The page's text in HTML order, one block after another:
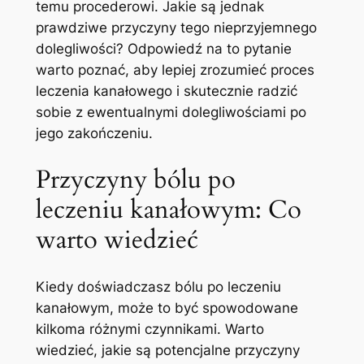
temu procederowi. Jakie ‍są jednak
⁣prawdziwe przyczyny ⁣tego nieprzyjemnego
dolegliwości? Odpowiedź na to pytanie
warto poznać, aby lepiej zrozumieć proces
leczenia kanałowego i skutecznie radzić
sobie‍ z ewentualnymi dolegliwościami po
jego‍ zakończeniu.
Przyczyny ⁣bólu po⁤
leczeniu kanałowym: Co
⁣warto wiedzieć
Kiedy doświadczasz bólu ‍po leczeniu
kanałowym, może to​ być‌ spowodowane
kilkoma różnymi czynnikami. ⁣Warto
wiedzieć, jakie⁤ są potencjalne‍ przyczyny